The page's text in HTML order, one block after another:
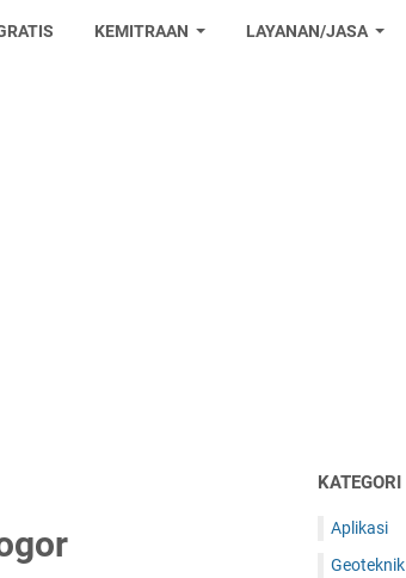
KEMITRAAN LAYANAN/JASA
KATEGORI
Aplikasi
Geoteknik